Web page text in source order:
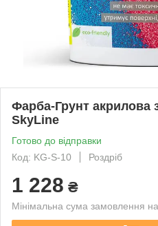
Фарба-Грунт акрилова
SkyLine
Готово до відправки
Код: KG-S-10
Роздріб
1 228 ₴
Мінімальна сума замовлення